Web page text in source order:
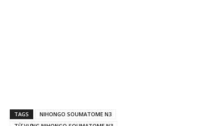
TAGS
NIHONGO SOUMATOME N3